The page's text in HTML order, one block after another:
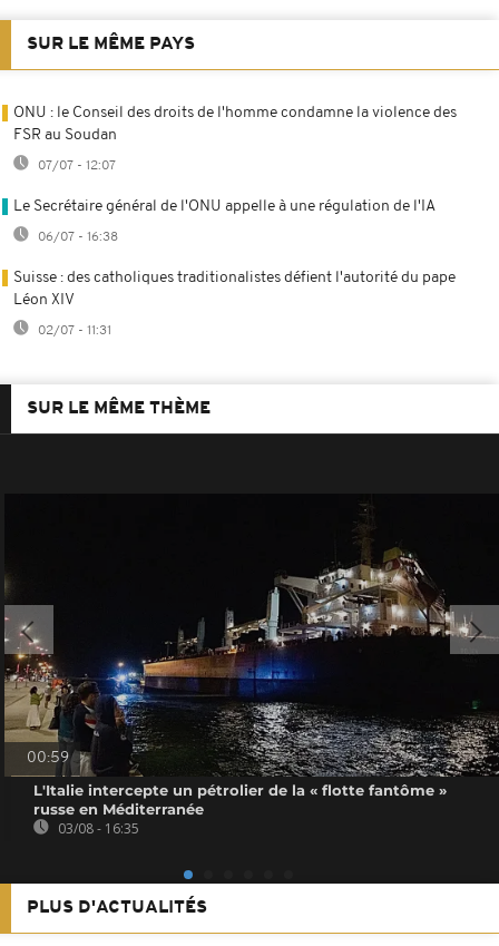
SUR LE MÊME PAYS
ONU : le Conseil des droits de l'homme condamne la violence des
FSR au Soudan
07/07 - 12:07
Le Secrétaire général de l'ONU appelle à une régulation de l'IA
06/07 - 16:38
Suisse : des catholiques traditionalistes défient l'autorité du pape
Léon XIV
02/07 - 11:31
SUR LE MÊME THÈME
00:59
L'Italie intercepte un pétrolier de la « flotte fantôme »
russe en Méditerranée
03/08 - 16:35
PLUS D'ACTUALITÉS